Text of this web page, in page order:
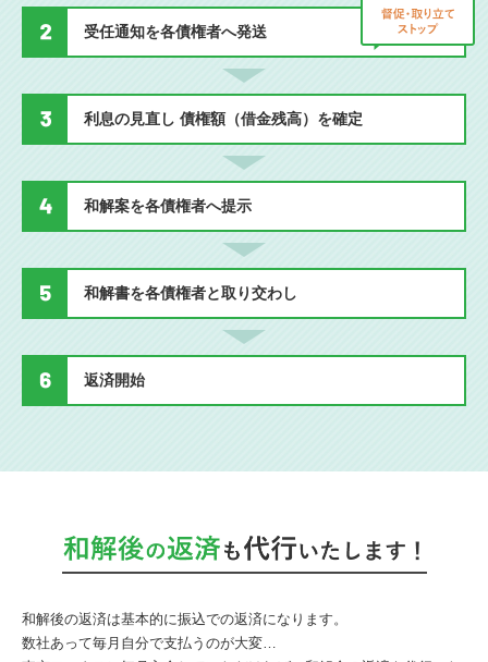
受任通知を各債権者へ発送
利息の見直し 債権額（借金残高）を確定
和解案を各債権者へ提示
和解書を各債権者と取り交わし
返済開始
和解後の返済は基本的に振込での返済になります。
数社あって毎月自分で支払うのが大変…